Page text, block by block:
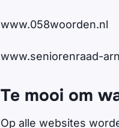
www.058woorden.nl
www.seniorenraad-
Te mooi om
Op alle websites